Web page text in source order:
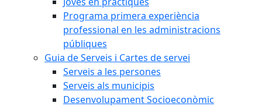
Programa primera experiència
professional en les administracions
públiques
Guia de Serveis i Cartes de servei
Serveis a les persones
Serveis als municipis
Desenvolupament Socioeconòmic